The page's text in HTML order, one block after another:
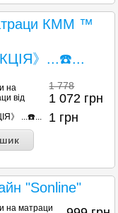
КММ ™
》...☎️...
на
від
1 778
1 072 грн
》 ...☎️... 1 грн
"Sonline"
на матраци